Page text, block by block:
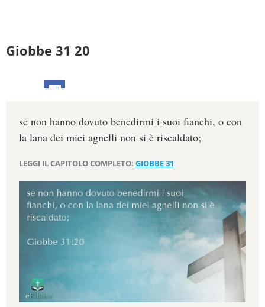
Giobbe 31 20
se non hanno dovuto benedirmi i suoi fianchi, o con
la lana dei miei agnelli non si è riscaldato;
LEGGI IL CAPITOLO COMPLETO: GIOBBE 31